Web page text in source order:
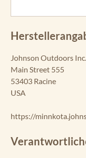
Johnson Outdoors Inc.
Main Street 555
53403 Racine
USA
https://